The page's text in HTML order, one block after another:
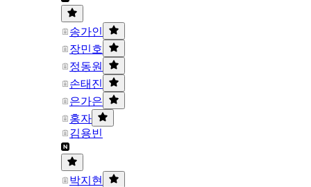
송가인
장민호
정동원
손태진
은가은
홍자
김용빈
박지현